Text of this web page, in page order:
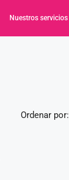
Nuestros servicios
Ordenar por: